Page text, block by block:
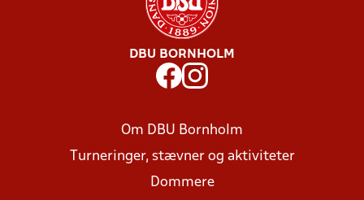
DBU BORNHOLM
Om DBU Bornholm
Turneringer, stævner og aktiviteter
Dommere